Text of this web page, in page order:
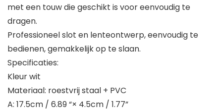
met een touw die geschikt is voor eenvoudig te
dragen.
Professioneel slot en lenteontwerp, eenvoudig te
bedienen, gemakkelijk op te slaan.
Specificaties:
Kleur wit
Materiaal: roestvrij staal + PVC
A: 17.5cm / 6.89 “× 4.5cm / 1.77”